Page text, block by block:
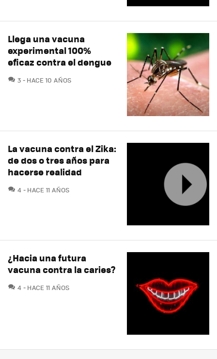
Llega una vacuna
experimental 100%
eficaz contra el dengue
3 COMENTARIOS
HACE 10 AÑOS
La vacuna contra el Zika:
de dos o tres años para
hacerse realidad
4 COMENTARIOS
HACE 11 AÑOS
¿Hacia una futura
vacuna contra la caries?
4 COMENTARIOS
HACE 11 AÑOS